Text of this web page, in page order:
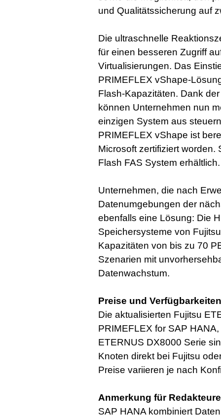
und Qualitätssicherung auf
Die ultraschnelle
für einen besseren Zugriff
Virtualisierungen. Das
PRIMEFLEX vShape-
Flash-Kapazitäten. Dank
können Unternehmen nun
einzigen System aus
PRIMEFLEX vShape ist
Microsoft zertifiziert worden.
Flash FAS System erhältlich.
Unternehmen, die nach
Datenumgebungen der
ebenfalls eine Lösung: Die
Speichersysteme von
Kapazitäten von bis zu 70
Szenarien mit
Datenwachstum.
Preise und Verfügbarkeiten
Die aktualisierten Fujitsu
PRIMEFLEX for SAP
ETERNUS DX8000 Serie
Knoten direkt bei Fujitsu
Preise variieren je nach
Anmerkung für Redakteure
SAP HANA kombiniert